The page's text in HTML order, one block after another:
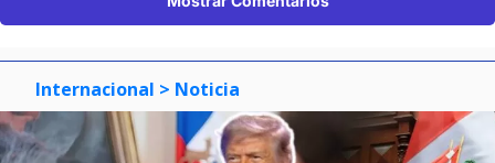
Internacional > Noticia